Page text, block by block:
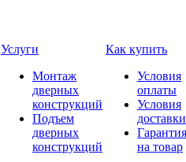
Услуги
Монтаж
дверных
конструкций
Подъем
дверных
конструкций
Как купить
Условия
оплаты
Условия
доставки
Гарантия
на товар